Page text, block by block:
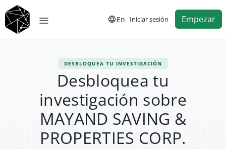
En Iniciar sesión Empezar
DESBLOQUEA TU INVESTIGACIÓN
Desbloquea tu
investigación sobre
MAYAND SAVING &
PROPERTIES CORP.